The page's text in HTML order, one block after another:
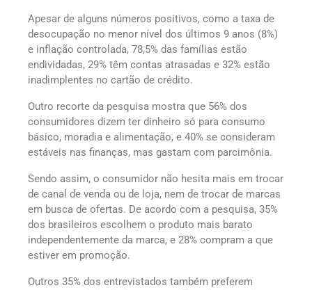
Apesar de alguns números positivos, como a taxa de
desocupação no menor nível dos últimos 9 anos (8%)
e inflação controlada, 78,5% das famílias estão
endividadas, 29% têm contas atrasadas e 32% estão
inadimplentes no cartão de crédito.
Outro recorte da pesquisa mostra que 56% dos
consumidores dizem ter dinheiro só para consumo
básico, moradia e alimentação, e 40% se consideram
estáveis nas finanças, mas gastam com parcimônia.
Sendo assim, o consumidor não hesita mais em trocar
de canal de venda ou de loja, nem de trocar de marcas
em busca de ofertas. De acordo com a pesquisa, 35%
dos brasileiros escolhem o produto mais barato
independentemente da marca, e 28% compram a que
estiver em promoção.
Outros 35% dos entrevistados também preferem